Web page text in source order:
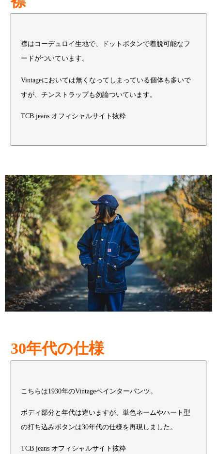
襟はコーデュロイ生地で、ドットボタンで着脱可能なフ
ードがついています。
Vintageにおいては無くなってしまっている個体も多いで
すが、チンストラップも勿論ついています。
TCB jeans オフィシャルサイト抜粋
30年代の仕様
こちらは1930年のVintageペインターパンツ。
ボディ部分と年代は違いますが、単色ネームやハート型
の打ち込みボタンは30年代の仕様を再現しました。
TCB jeans オフィシャルサイト抜粋